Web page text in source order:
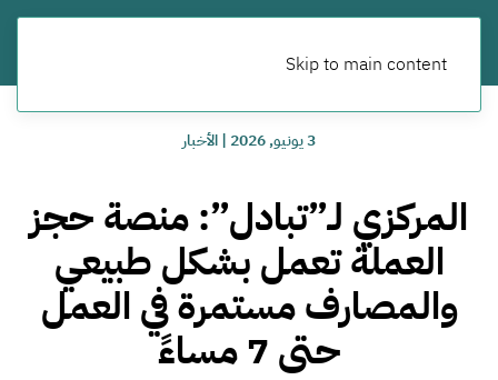
Skip to main content
3 يونيو, 2026 |الأخبار
المركزي لـ”تبادل”: منصة حجز
العملة تعمل بشكل طبيعي
والمصارف مستمرة في العمل
حتى 7 مساءً